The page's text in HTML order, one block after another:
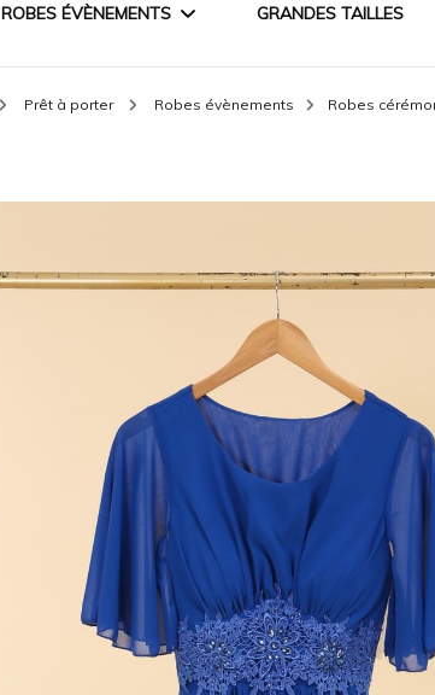
ROBES ÉVÈNEMENTS GRANDES TAILLES
Prêt à porter Robes évènements Robes